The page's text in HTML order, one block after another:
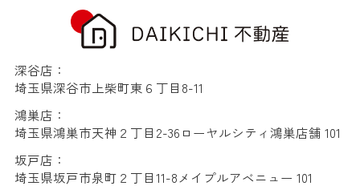
深谷店：
埼玉県深谷市上柴町東６丁目8-11
鴻巣店：
埼玉県鴻巣市天神２丁目2-36ローヤルシティ鴻巣店舗 101
坂戸店：
埼玉県坂戸市泉町２丁目11-8メイプルアベニュー 101